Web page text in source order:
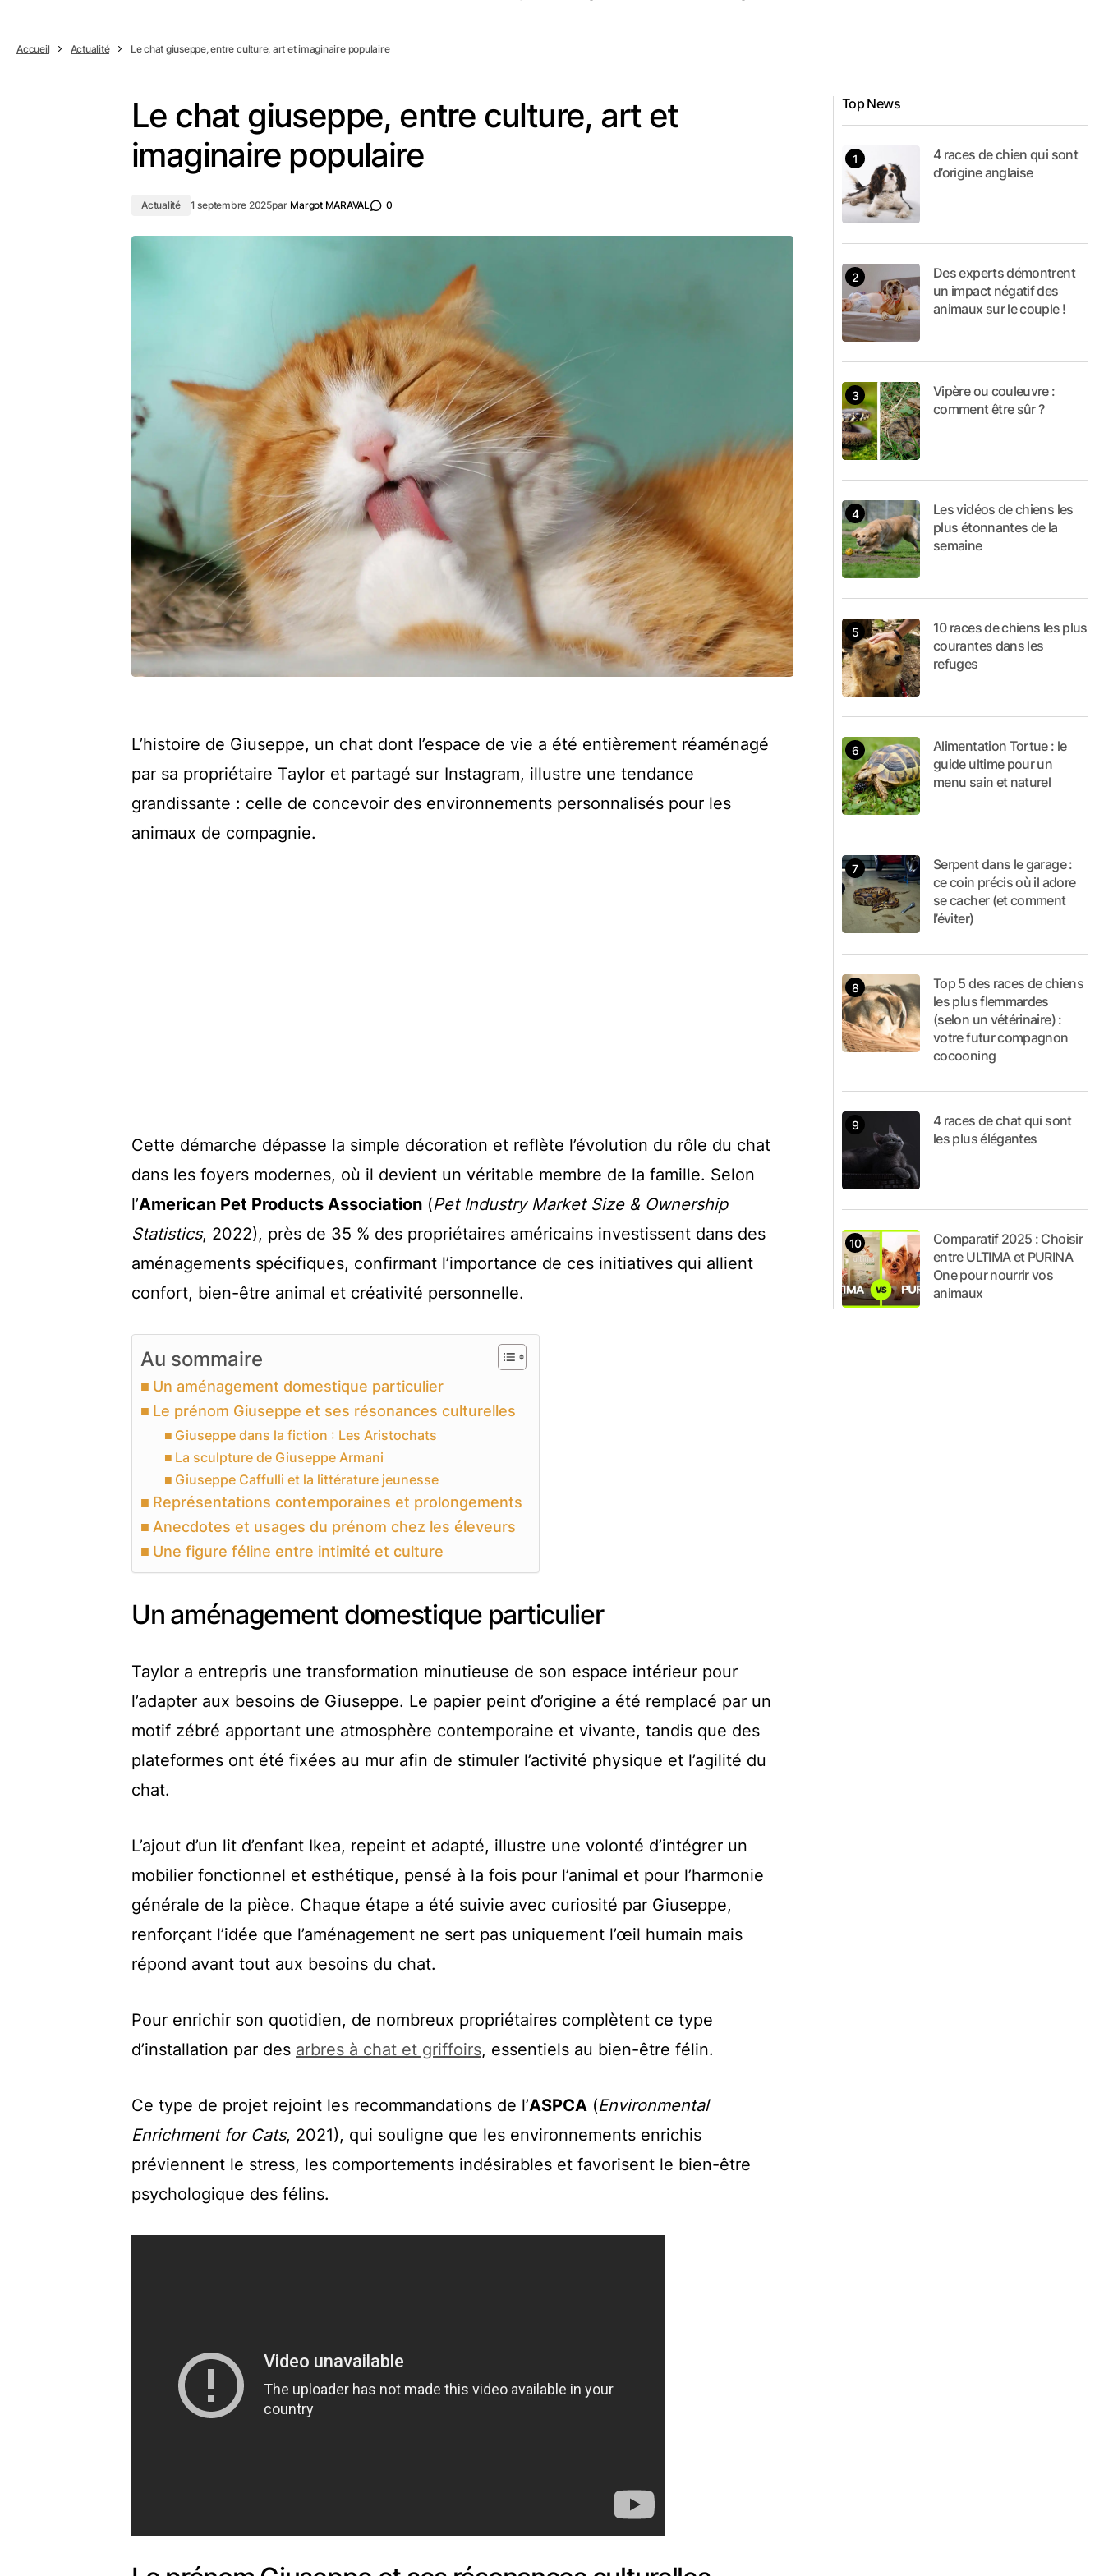
Accueil Actualité Le chat giuseppe, entre culture, art et imaginaire populaire
Le chat giuseppe, entre culture, art et
imaginaire populaire
Actualité 1 septembre 2025par Margot MARAVAL 0
L’histoire de Giuseppe, un chat dont l’espace de vie a été entièrement réaménagé
par sa propriétaire Taylor et partagé sur Instagram, illustre une tendance
grandissante : celle de concevoir des environnements personnalisés pour les
animaux de compagnie.
Cette démarche dépasse la simple décoration et reflète l’évolution du rôle du chat
dans les foyers modernes, où il devient un véritable membre de la famille. Selon
l’American Pet Products Association (Pet Industry Market Size & Ownership
Statistics, 2022), près de 35 % des propriétaires américains investissent dans des
aménagements spécifiques, confirmant l’importance de ces initiatives qui allient
confort, bien-être animal et créativité personnelle.
Au sommaire
Un aménagement domestique particulier
Le prénom Giuseppe et ses résonances culturelles
Giuseppe dans la fiction : Les Aristochats
La sculpture de Giuseppe Armani
Giuseppe Caffulli et la littérature jeunesse
Représentations contemporaines et prolongements
Anecdotes et usages du prénom chez les éleveurs
Une figure féline entre intimité et culture
Un aménagement domestique particulier
Taylor a entrepris une transformation minutieuse de son espace intérieur pour
l’adapter aux besoins de Giuseppe. Le papier peint d’origine a été remplacé par un
motif zébré apportant une atmosphère contemporaine et vivante, tandis que des
plateformes ont été fixées au mur afin de stimuler l’activité physique et l’agilité du
chat.
L’ajout d’un lit d’enfant Ikea, repeint et adapté, illustre une volonté d’intégrer un
mobilier fonctionnel et esthétique, pensé à la fois pour l’animal et pour l’harmonie
générale de la pièce. Chaque étape a été suivie avec curiosité par Giuseppe,
renforçant l’idée que l’aménagement ne sert pas uniquement l’œil humain mais
répond avant tout aux besoins du chat.
Pour enrichir son quotidien, de nombreux propriétaires complètent ce type
d’installation par des arbres à chat et griffoirs, essentiels au bien-être félin.
Ce type de projet rejoint les recommandations de l’ASPCA (Environmental
Enrichment for Cats, 2021), qui souligne que les environnements enrichis
préviennent le stress, les comportements indésirables et favorisent le bien-être
psychologique des félins.
Top News
4 races de chien qui sont
d’origine anglaise
Des experts démontrent
un impact négatif des
animaux sur le couple !
Vipère ou couleuvre :
comment être sûr ?
Les vidéos de chiens les
plus étonnantes de la
semaine
10 races de chiens les plus
courantes dans les
refuges
Alimentation Tortue : le
guide ultime pour un
menu sain et naturel
Serpent dans le garage :
ce coin précis où il adore
se cacher (et comment
l’éviter)
Top 5 des races de chiens
les plus flemmardes
(selon un vétérinaire) :
votre futur compagnon
cocooning
4 races de chat qui sont
les plus élégantes
Comparatif 2025 : Choisir
entre ULTIMA et PURINA
One pour nourrir vos
animaux